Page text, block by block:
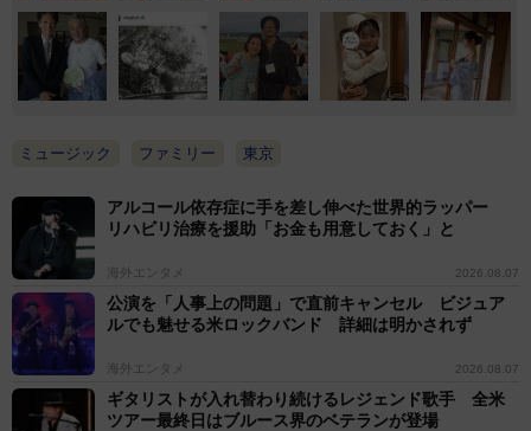
ミュージック ファミリー 東京
アルコール依存症に手を差し伸べた世界的ラッパー
リハビリ治療を援助「お金も用意しておく」と
海外エンタメ 2026.08.07
公演を「人事上の問題」で直前キャンセル ビジュア
ルでも魅せる米ロックバンド 詳細は明かされず
海外エンタメ 2026.08.07
ギタリストが入れ替わり続けるレジェンド歌手 全米
ツアー最終日はブルース界のベテランが登場